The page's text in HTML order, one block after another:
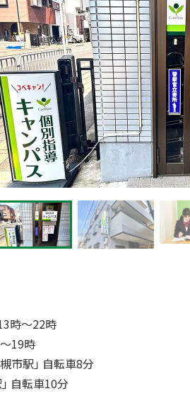
時〜22時
19時
市駅」 自転車8分
自転車10分